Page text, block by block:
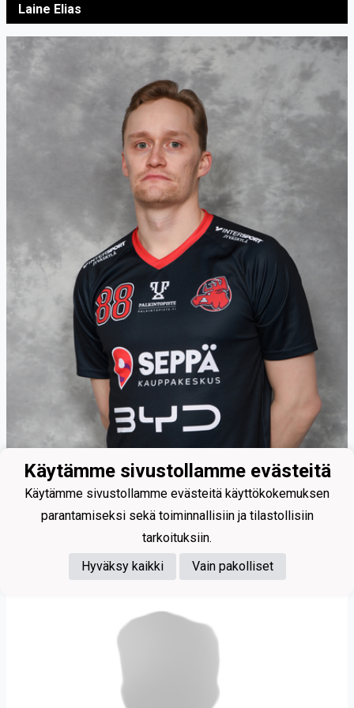
Laine Elias
Kemppi Jussi
Käytämme sivustollamme evästeitä
Käytämme sivustollamme evästeitä käyttökokemuksen
parantamiseksi sekä toiminnallisiin ja tilastollisiin
tarkoituksiin.
Hyväksy kaikki
Vain pakolliset